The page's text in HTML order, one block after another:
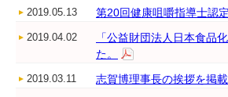
2019.05.13 第20回健康咀嚼指導士認
2019.04.02
「公益財団法人日本食品
た。
2019.03.11 志賀博理事長の挨拶を掲載